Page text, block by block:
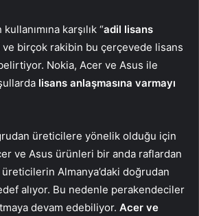
karşılık “adil lisans
birçok rakibin bu çerçevede lisans
belirtiyor. Nokia, Acer ve Asus ile
lisans anlaşmasına varmayı
üreticilere yönelik olduğu için
ve Asus ürünleri bir anda raflardan
Almanya’daki doğrudan
alıyor. Bu nedenle perakendeciler
devam edebiliyor. Acer ve